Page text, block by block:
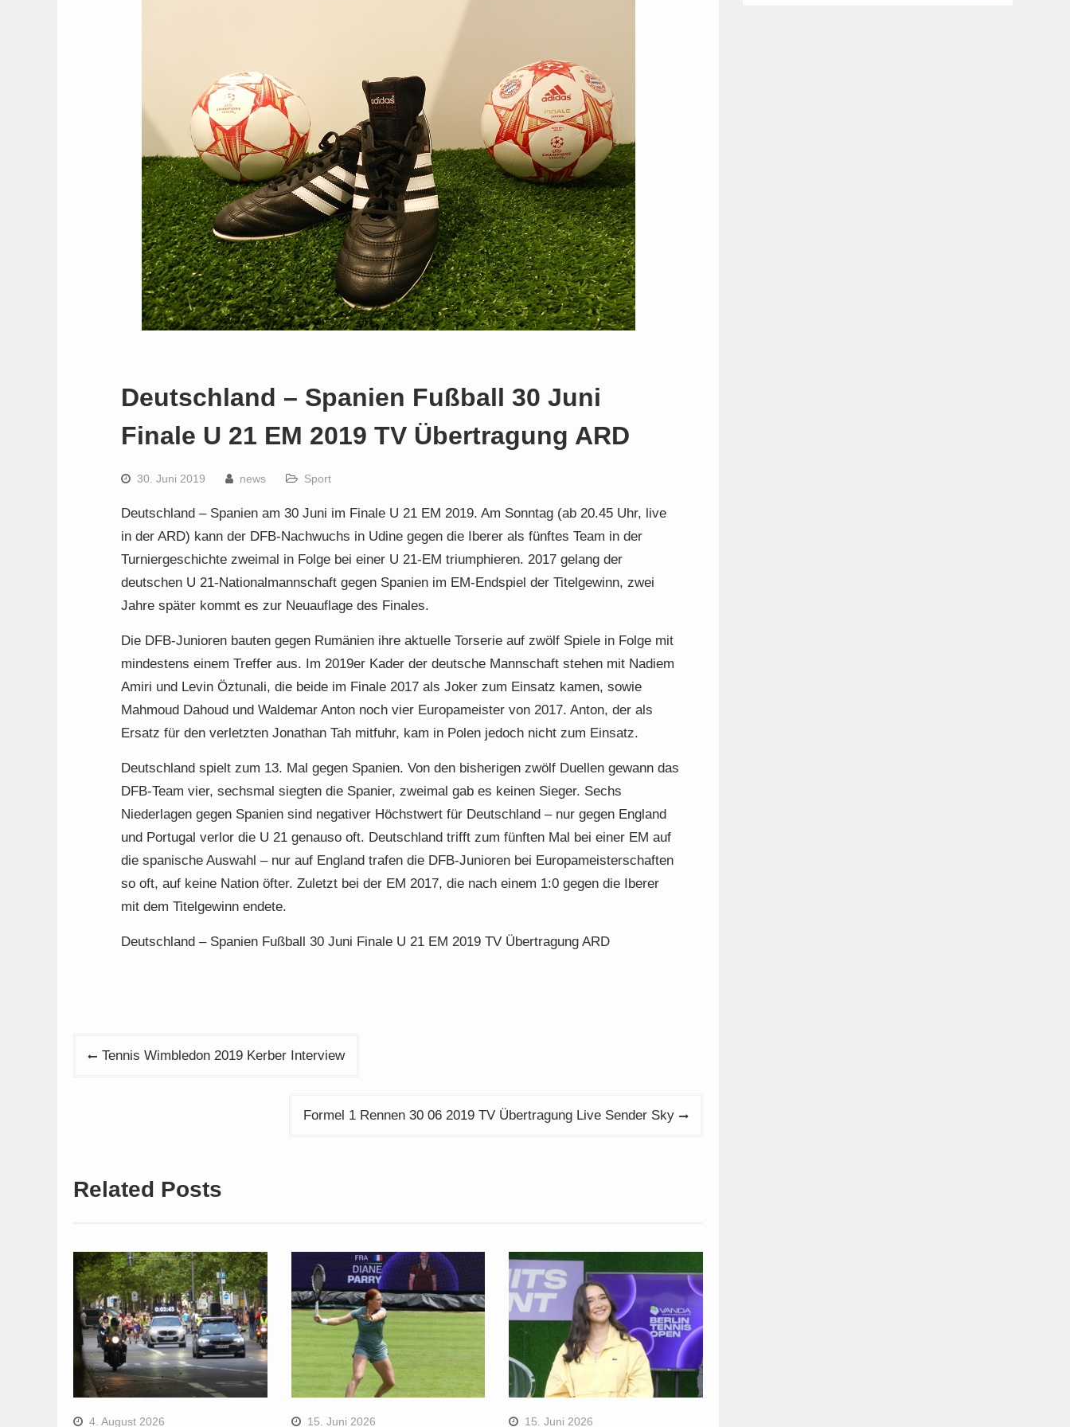
Deutschland – Spanien Fußball 30 Juni
Finale U 21 EM 2019 TV Übertragung ARD
30. Juni 2019 news Sport
Deutschland – Spanien am 30 Juni im Finale U 21 EM 2019. Am Sonntag (ab 20.45 Uhr, live
in der ARD) kann der DFB-Nachwuchs in Udine gegen die Iberer als fünftes Team in der
Turniergeschichte zweimal in Folge bei einer U 21-EM triumphieren. 2017 gelang der
deutschen U 21-Nationalmannschaft gegen Spanien im EM-Endspiel der Titelgewinn, zwei
Jahre später kommt es zur Neuauflage des Finales.
Die DFB-Junioren bauten gegen Rumänien ihre aktuelle Torserie auf zwölf Spiele in Folge mit
mindestens einem Treffer aus. Im 2019er Kader der deutsche Mannschaft stehen mit Nadiem
Amiri und Levin Öztunali, die beide im Finale 2017 als Joker zum Einsatz kamen, sowie
Mahmoud Dahoud und Waldemar Anton noch vier Europameister von 2017. Anton, der als
Ersatz für den verletzten Jonathan Tah mitfuhr, kam in Polen jedoch nicht zum Einsatz.
Deutschland spielt zum 13. Mal gegen Spanien. Von den bisherigen zwölf Duellen gewann das
DFB-Team vier, sechsmal siegten die Spanier, zweimal gab es keinen Sieger. Sechs
Niederlagen gegen Spanien sind negativer Höchstwert für Deutschland – nur gegen England
und Portugal verlor die U 21 genauso oft. Deutschland trifft zum fünften Mal bei einer EM auf
die spanische Auswahl – nur auf England trafen die DFB-Junioren bei Europameisterschaften
so oft, auf keine Nation öfter. Zuletzt bei der EM 2017, die nach einem 1:0 gegen die Iberer
mit dem Titelgewinn endete.
Deutschland – Spanien Fußball 30 Juni Finale U 21 EM 2019 TV Übertragung ARD
Beitragsnavigation
Tennis Wimbledon 2019 Kerber Interview
Formel 1 Rennen 30 06 2019 TV Übertragung Live Sender Sky
Related Posts
4. August 2026 15. Juni 2026 15. Juni 2026